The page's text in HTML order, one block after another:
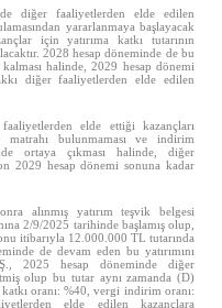
diğer faaliyetlerden elde edilen
yararlanmaya başlayacak
için yatırıma katkı tutarının
2028 hesap döneminde de bu
kalması halinde, 2029 hesap dönemi
diğer faaliyetlerden elde edilen
elde ettiği kazançları
matrahı bulunmaması ve indirim
ortaya çıkması halinde, diğer
2029 hesap dönemi sonuna kadar
alınmış yatırım teşvik belgesi
2/9/2025 tarihinde başlamış olup,
itibarıyla 12.000.000 TL tutarında
de devam eden bu yatırımını
2025 hesap döneminde diğer
olup bu tutar aynı zamanda (D)
oranı: %40, vergi indirim oranı:
elde edilen kazançlara